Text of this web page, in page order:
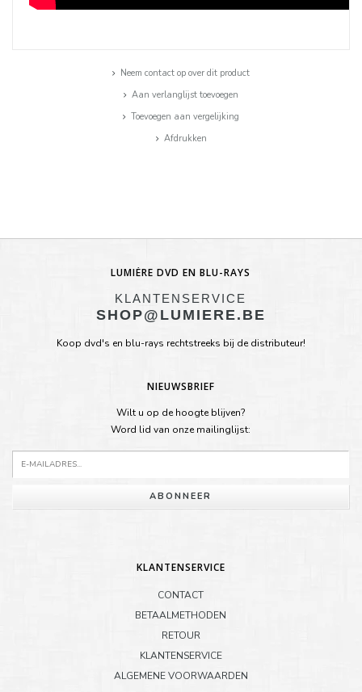
Neem contact op over dit product
Aan verlanglijst toevoegen
Toevoegen aan vergelijking
Afdrukken
LUMIÈRE DVD EN BLU-RAYS
KLANTENSERVICE
SHOP@LUMIERE.BE
Koop dvd's en blu-rays rechtstreeks bij de distributeur!
NIEUWSBRIEF
Wilt u op de hoogte blijven?
Word lid van onze mailinglijst:
ABONNEER
KLANTENSERVICE
CONTACT
BETAALMETHODEN
RETOUR
KLANTENSERVICE
ALGEMENE VOORWAARDEN